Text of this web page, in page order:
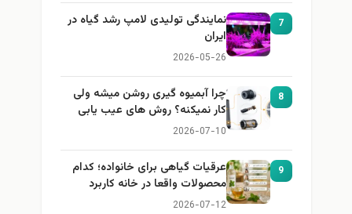
7
نمایندگی تولیدی لامپ رشد گیاه در
ایران
2026-05-26
8
چرا آبمیوه گیری روشن میشه ولی
کار نمیکنه؟ روش های عیب یابی
2026-07-10
9
عرقیات گیاهی برای خانواده؛ کدام
محصولات واقعا در خانه کاربرد
دارند؟
2026-07-12